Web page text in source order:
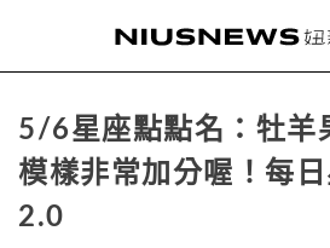
5/6星座點點名：牡羊
模樣非常加分喔！每
2.0